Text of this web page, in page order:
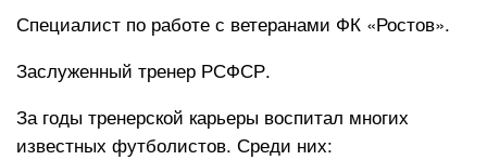
Специалист по работе с ветеранами ФК «Ростов».
Заслуженный тренер РСФСР.
За годы тренерской карьеры воспитал многих
известных футболистов. Среди них: